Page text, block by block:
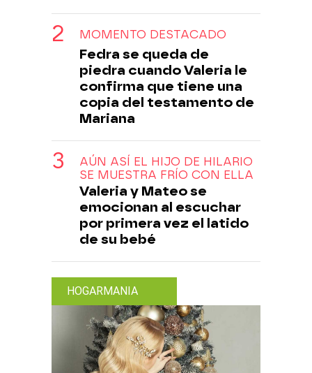
MOMENTO DESTACADO
Fedra se queda de
piedra cuando Valeria le
confirma que tiene una
copia del testamento de
Mariana
AÚN ASÍ EL HIJO DE HILARIO
SE MUESTRA FRÍO CON ELLA
Valeria y Mateo se
emocionan al escuchar
por primera vez el latido
de su bebé
HOGARMANIA